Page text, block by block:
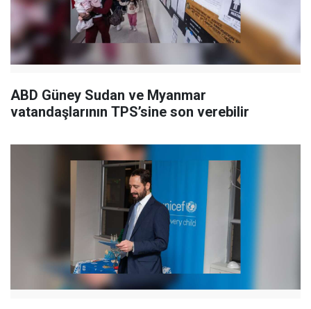
ABD Güney Sudan ve Myanmar
vatandaşlarının TPS’sine son verebilir